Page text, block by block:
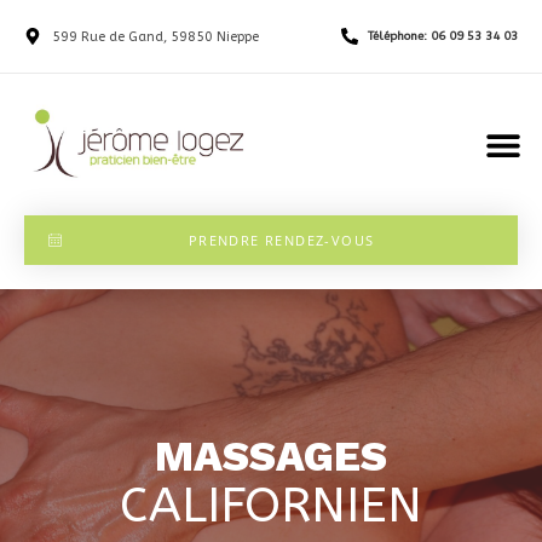
599 Rue de Gand, 59850 Nieppe Téléphone: 06 09 53 34 03
PRENDRE RENDEZ-VOUS
MASSAGES
CALIFORNIEN